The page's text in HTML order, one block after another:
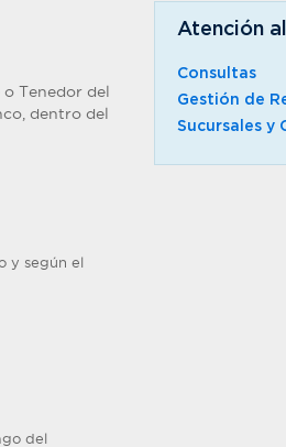
Tenedor del
dentro del
y según el
del
Atención
Consultas
Gestión de
Sucursales y